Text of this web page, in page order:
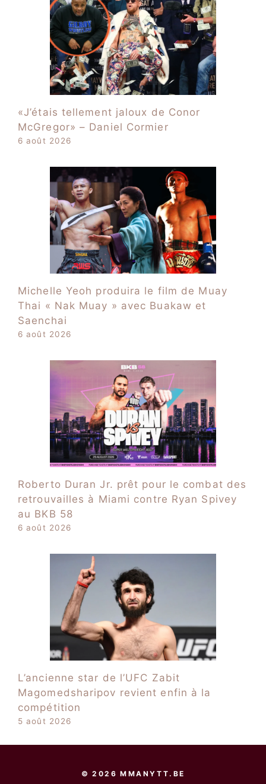
«J’étais tellement jaloux de Conor
McGregor» – Daniel Cormier
6 août 2026
Michelle Yeoh produira le film de Muay
Thai « Nak Muay » avec Buakaw et
Saenchai
6 août 2026
Roberto Duran Jr. prêt pour le combat des
retrouvailles à Miami contre Ryan Spivey
au BKB 58
6 août 2026
L’ancienne star de l’UFC Zabit
Magomedsharipov revient enfin à la
compétition
5 août 2026
© 2026 MMANYTT.BE